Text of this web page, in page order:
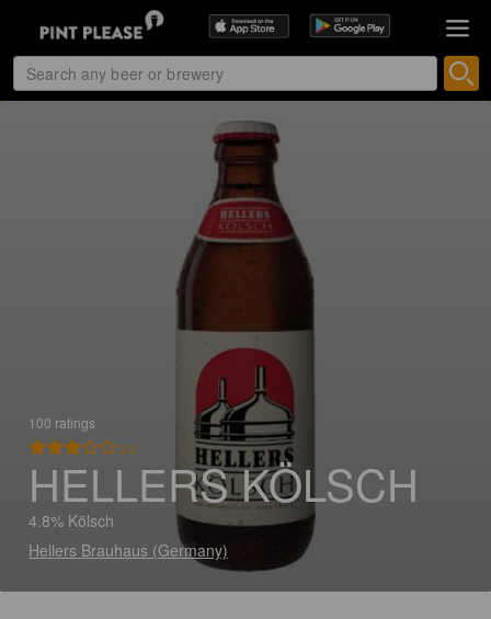
100 ratings
3.3
HELLERS KÖLSCH
4.8% Kölsch
Hellers Brauhaus (Germany)